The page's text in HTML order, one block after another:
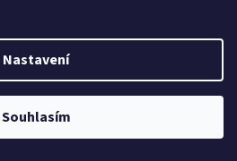
Nastavení
Souhlasím
HAN505508
Dočasně nedostupné